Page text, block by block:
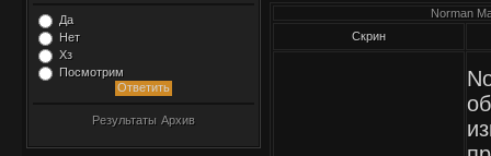
Да
Нет
Хз
Посмотрим
Результаты Архив
Norman
Скрин